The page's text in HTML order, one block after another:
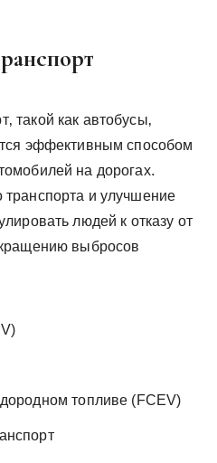
такой как автобусы‚
эффективным способом
на дорогах.
транспорта и улучшение
людей к отказу от
выбросов
топливе (FCEV)